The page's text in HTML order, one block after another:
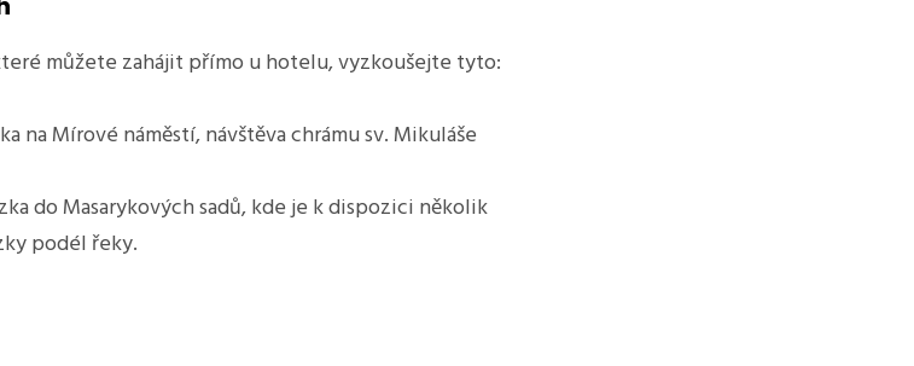
můžete zahájit přímo u hotelu, vyzkoušejte tyto:
na Mírové náměstí, návštěva chrámu sv. Mikuláše
do Masarykových sadů, kde je k dispozici několik
podél řeky.